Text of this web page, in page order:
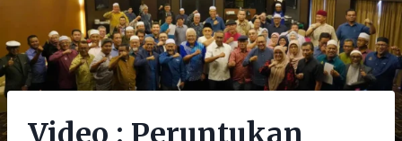
Video : Peruntukan